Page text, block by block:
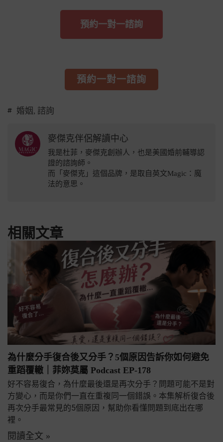
預約一對一諮詢
預約一對一諮詢
婚姻 , 諮詢
麥傑克伴侶解讀中心
我是杜菲，麥傑克創辦人，也是美國婚前輔導認
證的諮詢師。
而「麥傑克」這個品牌，是取自英文Magic：魔
法的意思。
相關文章
為什麼分手復合後又分手？5個原因告訴你如何避免
重蹈覆轍｜菲妳莫屬 Podcast EP-178
好不容易復合，為什麼最後還是再次分手？問題可能不是對
方變心，而是你們一直在重複同一個錯誤。本集解析復合後
再次分手最常見的5個原因，幫助你看懂問題到底出在哪
裡。
閱讀全文 »